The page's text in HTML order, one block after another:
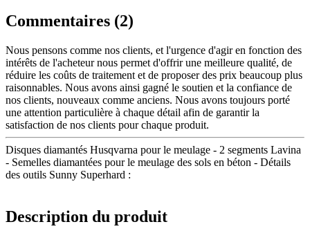
Commentaires (2)
Nous pensons comme nos clients, et l'urgence d'agir en fonction des
intérêts de l'acheteur nous permet d'offrir une meilleure qualité, de
réduire les coûts de traitement et de proposer des prix beaucoup plus
raisonnables. Nous avons ainsi gagné le soutien et la confiance de
nos clients, nouveaux comme anciens. Nous avons toujours porté
une attention particulière à chaque détail afin de garantir la
satisfaction de nos clients pour chaque produit.
Disques diamantés Husqvarna pour le meulage - 2 segments Lavina
- Semelles diamantées pour le meulage des sols en béton - Détails
des outils Sunny Superhard :
Description du produit